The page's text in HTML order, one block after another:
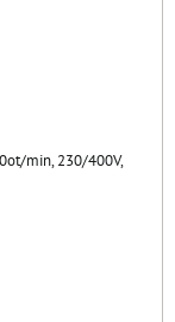
min, 230/400V,